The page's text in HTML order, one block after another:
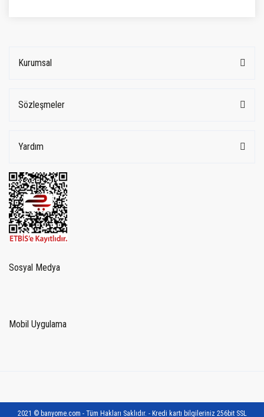
Kurumsal
Sözleşmeler
Yardım
Sosyal Medya
Mobil Uygulama
2021 © banyome.com - Tüm Hakları Saklıdır. - Kredi kartı bilgileriniz 256bit SSL